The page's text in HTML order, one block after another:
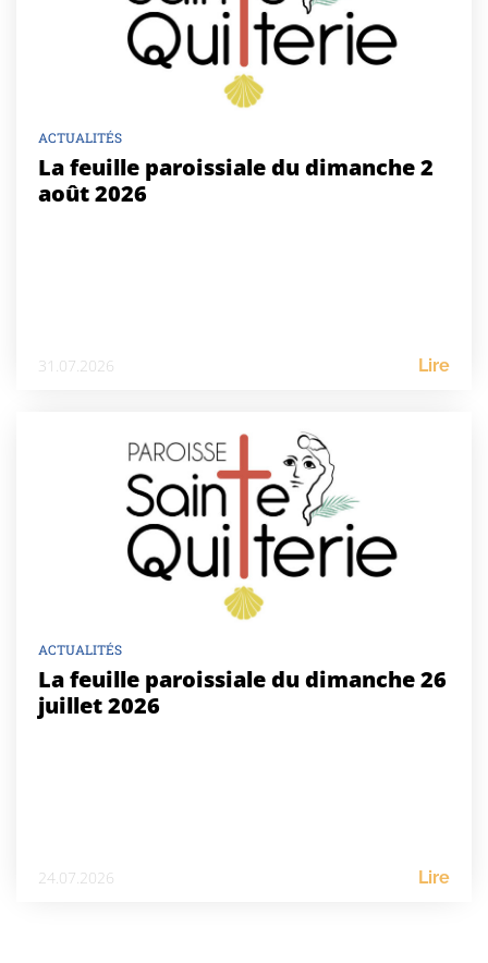
ACTUALITÉS
La feuille paroissiale du dimanche 2
août 2026
31.07.2026 Lire
ACTUALITÉS
La feuille paroissiale du dimanche 26
juillet 2026
24.07.2026 Lire